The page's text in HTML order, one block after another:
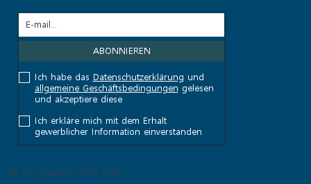
Ich habe das Datenschutzerklärung und
allgemeine Geschäftsbedingungen gelesen
und akzeptiere diese
Ich erkläre mich mit dem Erhalt
gewerblicher Information einverstanden
© Top Kanaren SLU 2026